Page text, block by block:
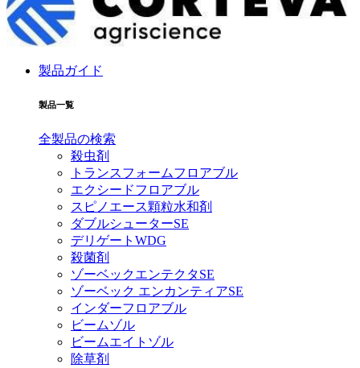
製品ガイド
製品一覧
全製品の検索
殺虫剤
トランスフォームフロアブル
エクシードフロアブル
スピノエース顆粒水和剤
ダブルシューターSE
デリゲートWDG
殺菌剤
ゾーベックエンテクタSE
ゾーベック エンカンティアSE
インダーフロアブル
ビームゾル
ビームエイトゾル
除草剤